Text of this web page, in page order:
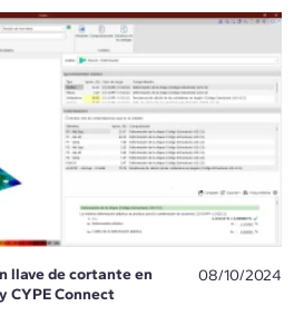
llave de cortante en
CYPE Connect
08/10/2024